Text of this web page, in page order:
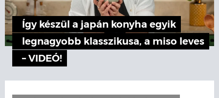
Így készül a japán konyha egyik
legnagyobb klasszikusa, a miso leves
– VIDEÓ!